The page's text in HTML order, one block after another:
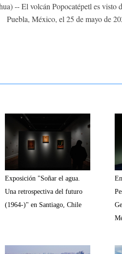
-- El volcán Popocatépetl es visto
Puebla, México, el 25 de mayo de
Exposición "Soñar el agua.
Una retrospectiva del futuro
(1964-)" en Santiago, Chile